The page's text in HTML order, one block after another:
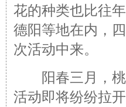
花的种类也比往
德阳等地在内，
次活动中来。
阳春三月，桃
活动即将纷纷拉